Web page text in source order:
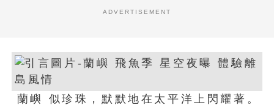
ADVERTISEMENT
蘭嶼 似珍珠，默默地在太平洋上閃耀著。